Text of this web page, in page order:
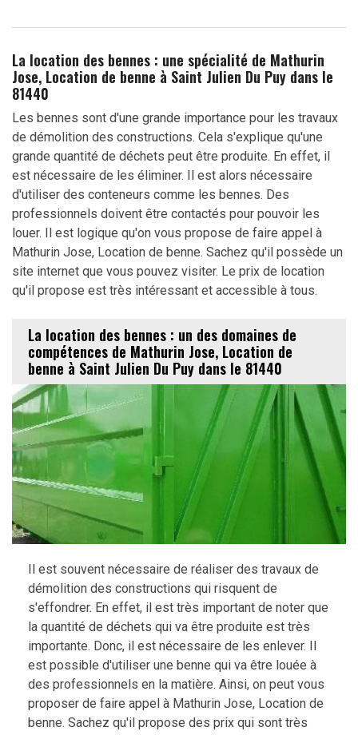
La location des bennes : une spécialité de Mathurin
Jose, Location de benne à Saint Julien Du Puy dans le
81440
Les bennes sont d'une grande importance pour les travaux
de démolition des constructions. Cela s'explique qu'une
grande quantité de déchets peut être produite. En effet, il
est nécessaire de les éliminer. Il est alors nécessaire
d'utiliser des conteneurs comme les bennes. Des
professionnels doivent être contactés pour pouvoir les
louer. Il est logique qu'on vous propose de faire appel à
Mathurin Jose, Location de benne. Sachez qu'il possède un
site internet que vous pouvez visiter. Le prix de location
qu'il propose est très intéressant et accessible à tous.
La location des bennes : un des domaines de
compétences de Mathurin Jose, Location de
benne à Saint Julien Du Puy dans le 81440
Il est souvent nécessaire de réaliser des travaux de
démolition des constructions qui risquent de
s'effondrer. En effet, il est très important de noter que
la quantité de déchets qui va être produite est très
importante. Donc, il est nécessaire de les enlever. Il
est possible d'utiliser une benne qui va être louée à
des professionnels en la matière. Ainsi, on peut vous
proposer de faire appel à Mathurin Jose, Location de
benne. Sachez qu'il propose des prix qui sont très